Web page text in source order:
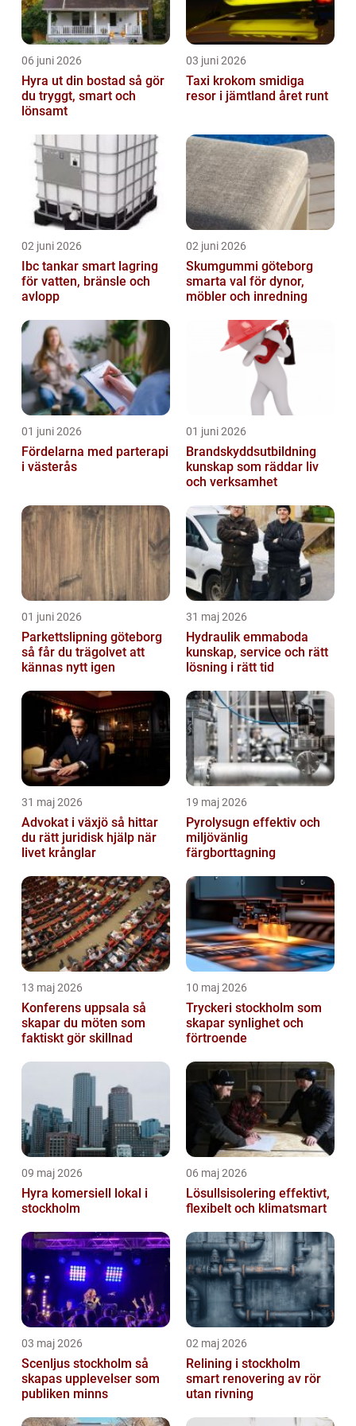
06 juni 2026
Hyra ut din bostad så gör
du tryggt, smart och
lönsamt
03 juni 2026
Taxi krokom smidiga
resor i jämtland året runt
02 juni 2026
Ibc tankar smart lagring
för vatten, bränsle och
avlopp
02 juni 2026
Skumgummi göteborg
smarta val för dynor,
möbler och inredning
01 juni 2026
Fördelarna med parterapi
i västerås
01 juni 2026
Brandskyddsutbildning
kunskap som räddar liv
och verksamhet
01 juni 2026
Parkettslipning göteborg
så får du trägolvet att
kännas nytt igen
31 maj 2026
Hydraulik emmaboda
kunskap, service och rätt
lösning i rätt tid
31 maj 2026
Advokat i växjö så hittar
du rätt juridisk hjälp när
livet krånglar
19 maj 2026
Pyrolysugn effektiv och
miljövänlig
färgborttagning
13 maj 2026
Konferens uppsala så
skapar du möten som
faktiskt gör skillnad
10 maj 2026
Tryckeri stockholm som
skapar synlighet och
förtroende
09 maj 2026
Hyra komersiell lokal i
stockholm
06 maj 2026
Lösullsisolering effektivt,
flexibelt och klimatsmart
03 maj 2026
Scenljus stockholm så
skapas upplevelser som
publiken minns
02 maj 2026
Relining i stockholm
smart renovering av rör
utan rivning